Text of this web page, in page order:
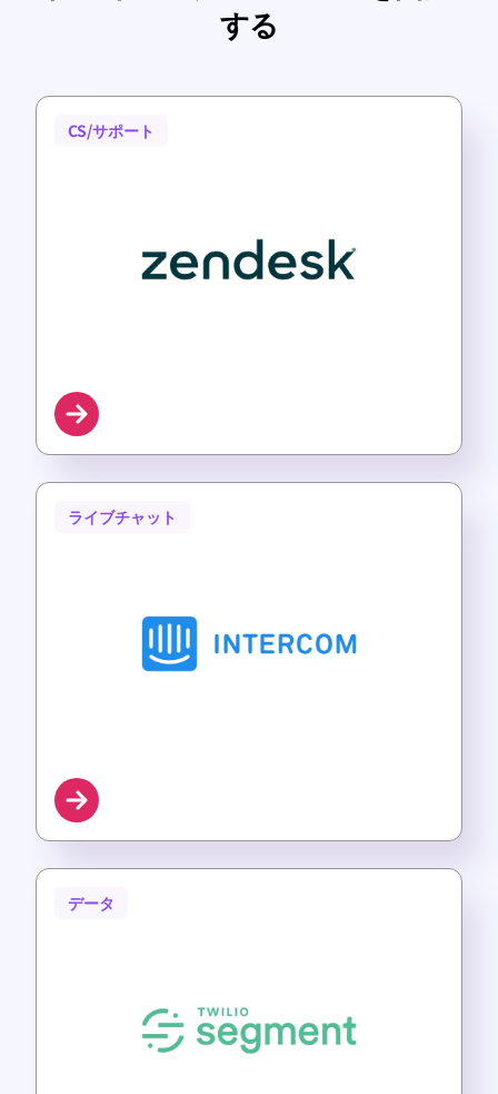
する
CS/サポート
ライブチャット
データ